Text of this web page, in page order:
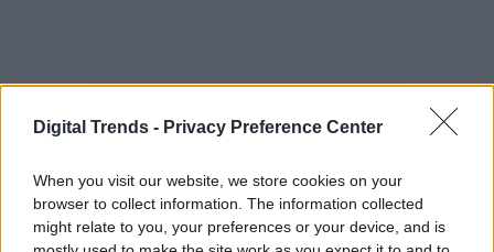
Digital Trends - Privacy Preference Center
When you visit our website, we store cookies on your
browser to collect information. The information collected
might relate to you, your preferences or your device, and is
Actualmente, la mascarilla MOxATech está
a la venta en las tiendas de la marca